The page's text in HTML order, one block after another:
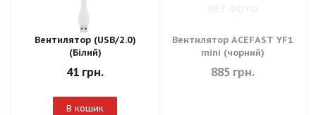
Вентилятор (USB/2.0)
(Білий)
41 грн.
В кошик
Вентилятор ACEFAST YF1
mini (чорний)
885грн.